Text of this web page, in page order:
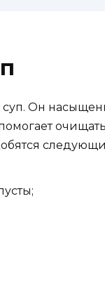
Он
помогает